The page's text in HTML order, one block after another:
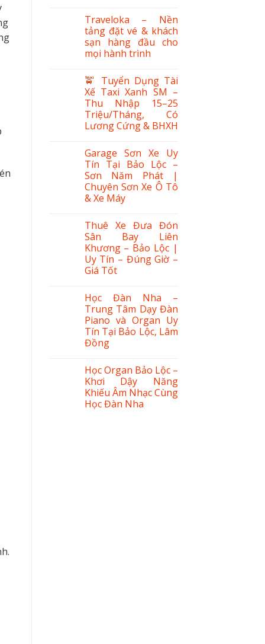
Traveloka – Nền
tảng đặt vé & khách
sạn hàng đầu cho
mọi hành trình
🚖 Tuyển Dụng Tài
Xế Taxi Xanh SM –
Thu Nhập 15–25
Triệu/Tháng, Có
Lương Cứng & BHXH
Garage Sơn Xe Uy
Tín Tại Bảo Lộc –
Sơn Năm Phát |
Chuyên Sơn Xe Ô Tô
& Xe Máy
Thuê Xe Đưa Đón
Sân Bay Liên
Khương – Bảo Lộc |
Uy Tín – Đúng Giờ –
Giá Tốt
Học Đàn Nha –
Trung Tâm Dạy Đàn
Piano và Organ Uy
Tín Tại Bảo Lộc, Lâm
Đồng
Học Organ Bảo Lộc –
Khơi Dậy Năng
Khiếu Âm Nhạc Cùng
Học Đàn Nha